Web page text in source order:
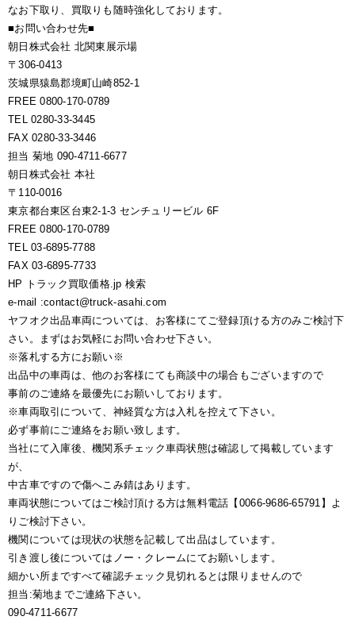
なお下取り、買取りも随時強化しております。
■お問い合わせ先■
朝日株式会社 北関東展示場
〒306-0413
茨城県猿島郡境町山崎852-1
FREE 0800-170-0789
TEL 0280-33-3445
FAX 0280-33-3446
担当 菊地 090-4711-6677
朝日株式会社 本社
〒110-0016
東京都台東区台東2-1-3 センチュリービル 6F
FREE 0800-170-0789
TEL 03-6895-7788
FAX 03-6895-7733
HP トラック買取価格.jp 検索
e-mail :contact@truck-asahi.com
ヤフオク出品車両については、お客様にてご登録頂ける方のみご検討下
さい。まずはお気軽にお問い合わせ下さい。
※落札する方にお願い※
出品中の車両は、他のお客様にても商談中の場合もございますので
事前のご連絡を最優先にお願いしております。
※車両取引について、神経質な方は入札を控えて下さい。
必ず事前にご連絡をお願い致します。
当社にて入庫後、機関系チェック車両状態は確認して掲載しています
が、
中古車ですので傷へこみ錆はあります。
車両状態についてはご検討頂ける方は無料電話【0066-9686-65791】よ
りご検討下さい。
機関については現状の状態を記載して出品はしています。
引き渡し後についてはノー・クレームにてお願いします。
細かい所まですべて確認チェック見切れるとは限りませんので
担当:菊地までご連絡下さい。
090-4711-6677